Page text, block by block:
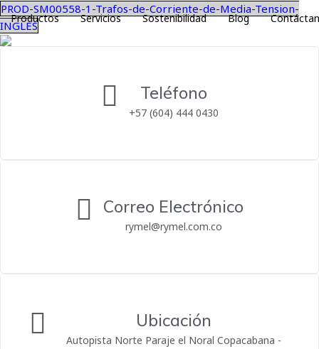
Productos Servicios Sostenibilidad Blog
PROD-SM00558-1-Trafos-de-Corriente-de-Media-Tension-
INGLES
Teléfono
+57 (604) 444 0430
Correo Electrónico
rymel@rymel.com.co
Ubicación
Autopista Norte Paraje el Noral Copacabana -